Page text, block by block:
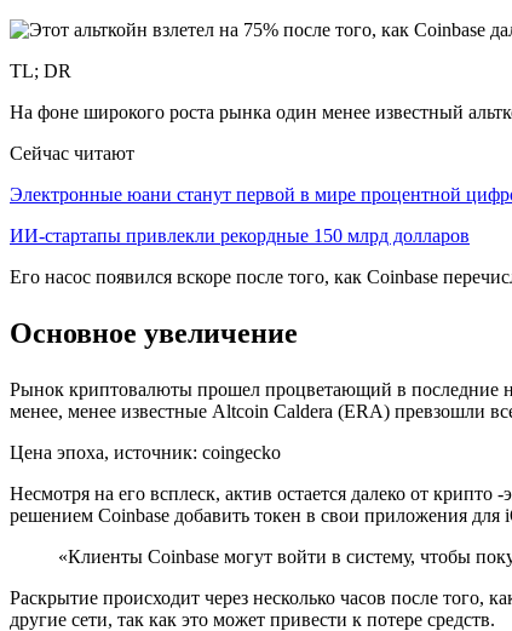
TL; DR
На фоне широкого роста рынка один менее известный
Сейчас читают
Электронные юани станут первой в мире процентной
ИИ-стартапы привлекли рекордные 150 млрд долларов
Его насос появился вскоре после того, как Coinbase
Основное увеличение
Рынок криптовалюты прошел процветающий в последние
менее, менее известные Altcoin Caldera (ERA) превзошли
Цена эпоха, источник: coingecko
Несмотря на его всплеск, актив остается далеко от
решением Coinbase добавить токен в свои приложения для
«Клиенты Coinbase могут войти в систему, чтобы
Раскрытие происходит через несколько часов после того,
другие сети, так как это может привести к потере средств.